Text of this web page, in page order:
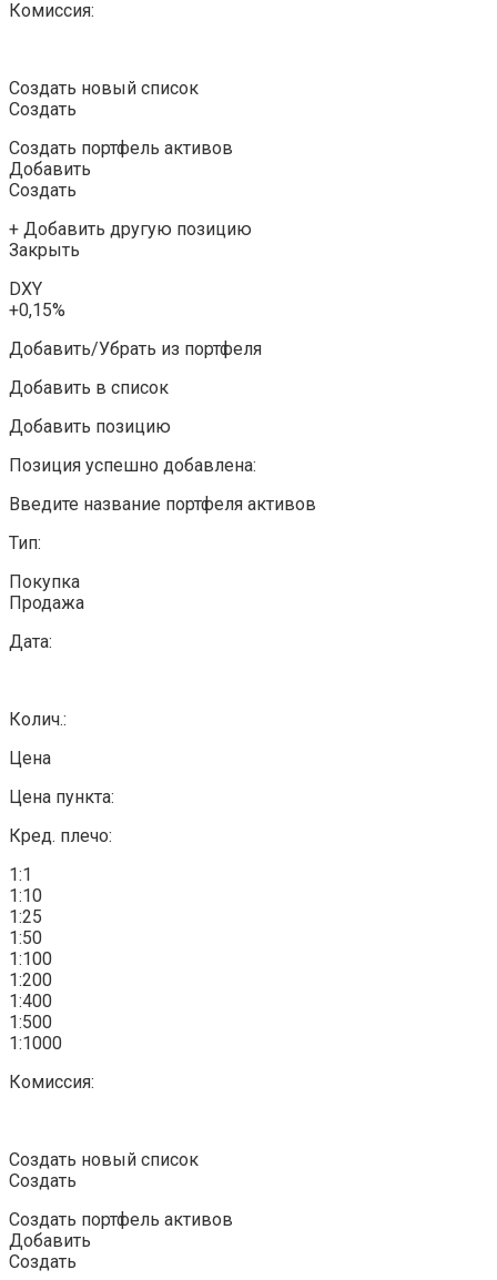
Комиссия:
Создать новый список
Создать
Создать портфель активов
Добавить
Создать
+ Добавить другую позицию
Закрыть
DXY
+0,15%
Добавить/Убрать из портфеля
Добавить в список
Добавить позицию
Позиция успешно добавлена:
Введите название портфеля активов
Тип:
Покупка
Продажа
Дата:
Колич.:
Цена
Цена пункта:
Кред. плечо:
1:1
1:10
1:25
1:50
1:100
1:200
1:400
1:500
1:1000
Комиссия:
Создать новый список
Создать
Создать портфель активов
Добавить
Создать